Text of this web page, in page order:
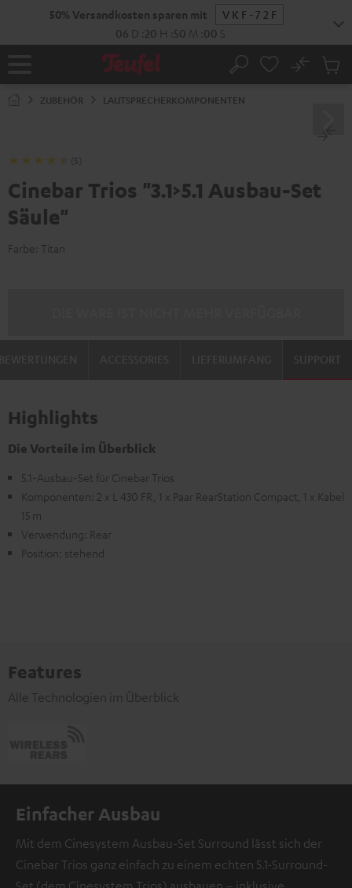
50% Versandkosten sparen mit
VKF-72F
06 D 20 H 49 M :59 S
Startseite Suche
No
ZUBEHÖR LAUTSPRECHERKOMPONENTEN
(5)
Cinebar Trios "3.1>5.1 Ausbau-Set
Säule"
Farbe: Titan
SUPPORT
Highlights
Die Vorteile im Überblick
5.1-Ausbau-Set für Cinebar Trios
Komponenten: 2 x L 430 FR, 1 x Paar RearStation Compact, 1 x Kabel
15 m
Verwendung: Rear
Position: stehend
Features
Alle Technologien im Überblick
Einfacher Ausbau
Mit dem Cinesystem Ausbau-Set Surround lässt sich der
Cinebar Trios ganz einfach zu einem echten 5.1-Surround-